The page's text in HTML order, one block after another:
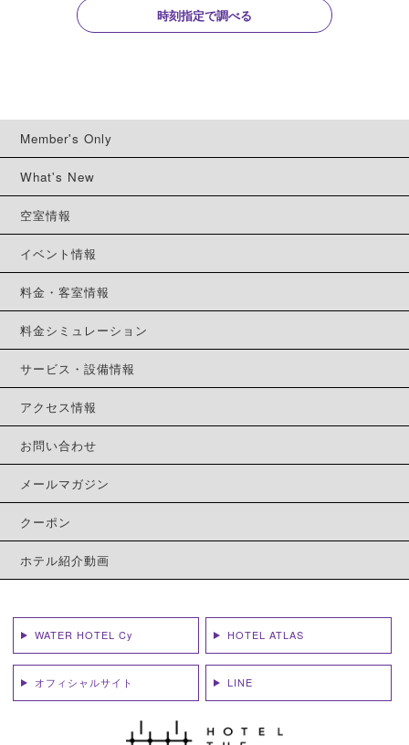
時刻指定で調べる
Member's Only
What's New
空室情報
イベント情報
料金・客室情報
料金シミュレーション
サービス・設備情報
アクセス情報
お問い合わせ
メールマガジン
クーポン
ホテル紹介動画
WATER HOTEL Cy HOTEL ATLAS
オフィシャルサイト LINE